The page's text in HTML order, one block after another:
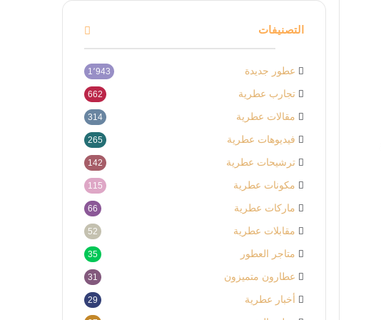
التصنيفات
عطور جديدة 1٬943
تجارب عطرية 662
مقالات عطرية 314
فيديوهات عطرية 265
ترشيحات عطرية 142
مكونات عطرية 115
ماركات عطرية 66
مقابلات عطرية 52
متاجر العطور 35
عطارون متميزون 31
أخبار عطرية 29